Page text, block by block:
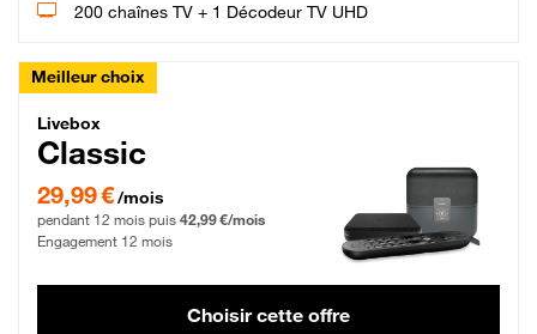
200 chaînes TV + 1 Décodeur TV UHD
Meilleur choix
Livebox Classic Fibre
Livebox
Classic
29,99 € par mois pendant 12 mois puis 42,99 € par mois, Engagement 12 mois
29,99 €/mois
pendant 12 mois puis 42,99 €/mois
Engagement 12 mois
Choisir cette offre